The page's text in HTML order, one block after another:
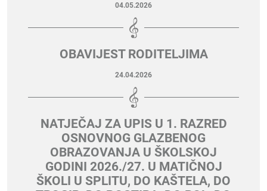
04.05.2026
OBAVIJEST RODITELJIMA
24.04.2026
NATJEČAJ ZA UPIS U 1. RAZRED
OSNOVNOG GLAZBENOG
OBRAZOVANJA U ŠKOLSKOJ
GODINI 2026./27. U MATIČNOJ
ŠKOLI U SPLITU, DO KAŠTELA, DO